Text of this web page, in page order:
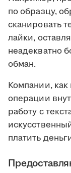
по образцу,
сканировать
лайки,
неадекватно
обман.
Компании,
операции
работу с
платить